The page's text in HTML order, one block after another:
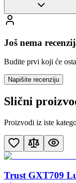
Još nema
Budite prvi koji će
Napišite recenziju
Slični
Proizvodi iz iste
Trust GXT709